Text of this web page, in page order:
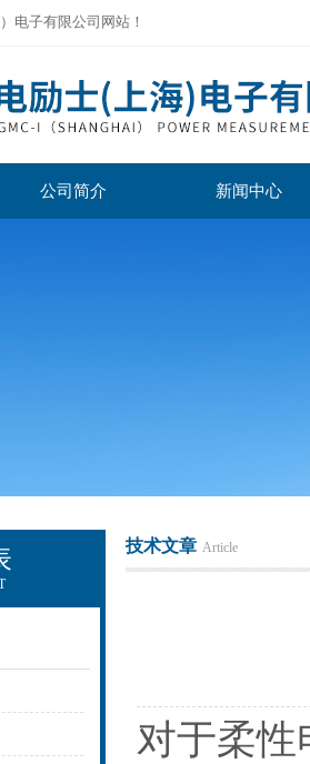
电子有限公司网站！
公司简介 新闻中心
技术文章 Article
对于柔性